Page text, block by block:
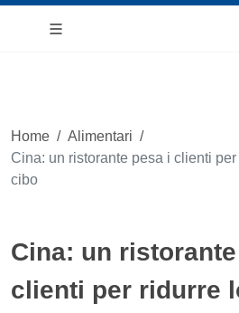
Home / Alimentari /
Cina: un ristorante pesa i clienti
cibo
Cina: un
clienti per ridurre